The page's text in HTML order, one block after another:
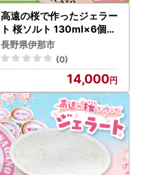
高遠の桜で作ったジェラー
ト 桜ソルト 130ml×6個【
014-59】
長野県伊那市
(0)
14,000